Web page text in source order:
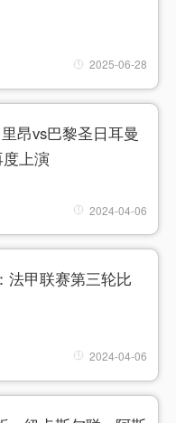
2025-06-28
昂vs巴黎圣日耳曼
上演
2024-04-06
法甲联赛第三轮比
2024-04-06